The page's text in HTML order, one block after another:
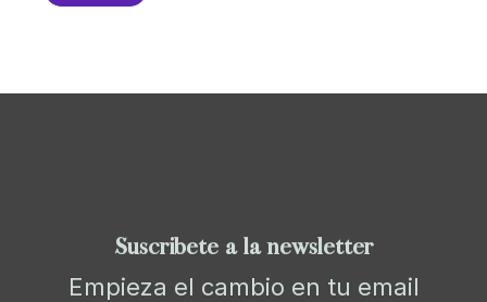
Suscríbete a la newsletter
Empieza el cambio en tu email